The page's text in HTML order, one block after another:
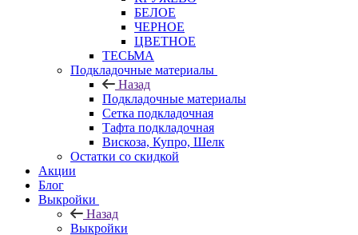
БЕЛОЕ
ЧЕРНОЕ
ЦВЕТНОЕ
ТЕСЬМА
Подкладочные материалы
Назад
Подкладочные материалы
Сетка подкладочная
Тафта подкладочная
Вискоза, Купро, Шелк
Остатки со скидкой
Акции
Блог
Выкройки
Назад
Выкройки